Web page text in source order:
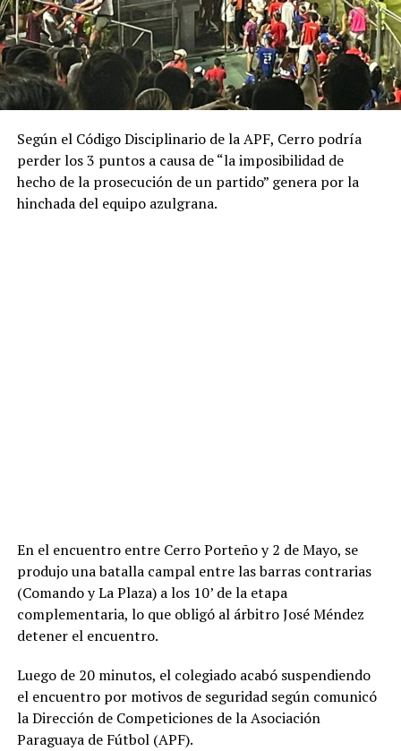
Según el Código Disciplinario de la APF, Cerro podría
perder los 3 puntos a causa de “la imposibilidad de
hecho de la prosecución de un partido” genera por la
hinchada del equipo azulgrana.
En el encuentro entre Cerro Porteño y 2 de Mayo, se
produjo una batalla campal entre las barras contrarias
(Comando y La Plaza) a los 10’ de la etapa
complementaria, lo que obligó al árbitro José Méndez
detener el encuentro.
Luego de 20 minutos, el colegiado acabó suspendiendo
el encuentro por motivos de seguridad según comunicó
la Dirección de Competiciones de la Asociación
Paraguaya de Fútbol (APF).